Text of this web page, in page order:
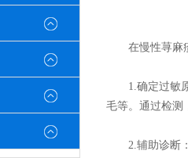
在慢性荨麻
1.确定过敏原
毛等。通过检测
2.辅助诊断：